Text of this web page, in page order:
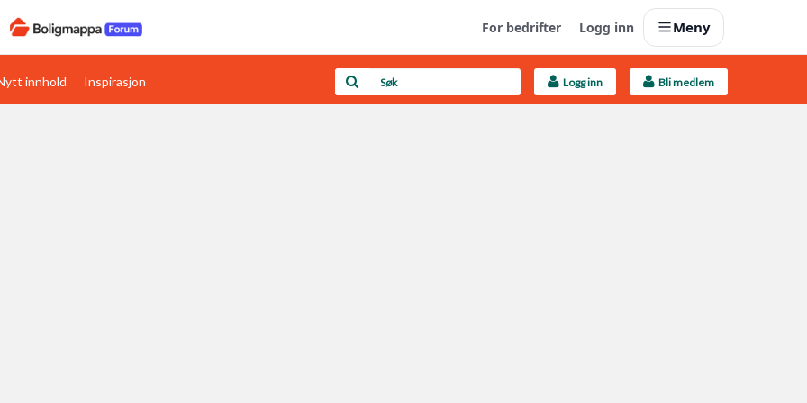
For bedrifter Logg inn Meny
Boligens papirer Last opp selv
innhold Inspirasjon Logg inn Bli medlem